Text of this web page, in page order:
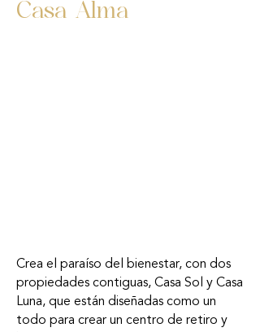
Casa Alma
Crea el paraíso del bienestar, con dos
propiedades contiguas, Casa Sol y Casa
Luna, que están diseñadas como un
todo para crear un centro de retiro y